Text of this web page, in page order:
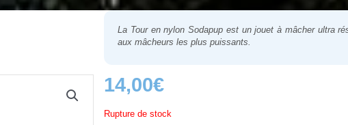
La Tour en nylon Sodapup est un jouet à mâcher ultra
aux mâcheurs les plus puissants.
14,00€
Rupture de stock